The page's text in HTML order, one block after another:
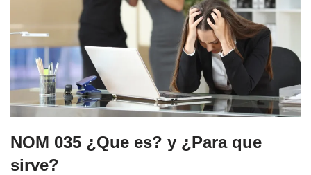
NOM 035 ¿Que es? y ¿Para que
sirve?